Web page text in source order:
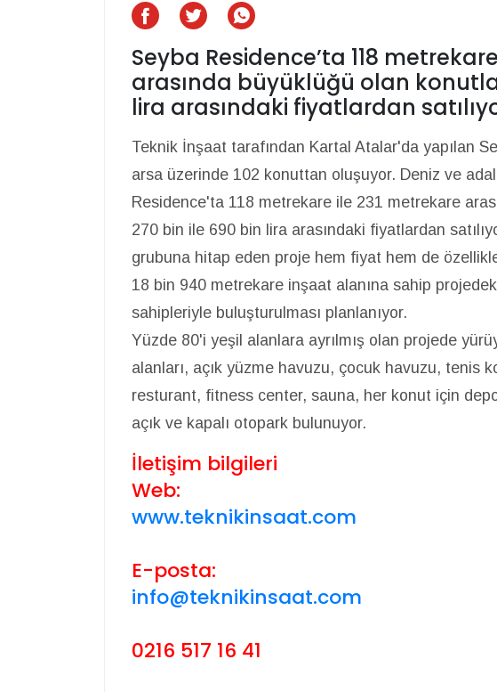
Seyba Residence’ta 118
arasında büyüklüğü olan
lira arasındaki fiyatlardan
Teknik İnşaat tarafından Kartal Atalar'da yapılan
arsa üzerinde 102 konuttan oluşuyor. Deniz ve
Residence'ta 118 metrekare ile 231 metrekare
270 bin ile 690 bin lira arasındaki fiyatlardan
grubuna hitap eden proje hem fiyat hem de
18 bin 940 metrekare inşaat alanına sahip
sahipleriyle buluşturulması planlanıyor.
Yüzde 80'i yeşil alanlara ayrılmış olan projede
alanları, açık yüzme havuzu, çocuk havuzu, tenis
resturant, fitness center, sauna, her konut için
açık ve kapalı otopark bulunuyor.
İletişim bilgileri
Web:
www.teknikinsaat.com
E-posta:
info@teknikinsaat.com
0216 517 16 41